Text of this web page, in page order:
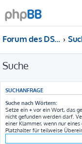
Forum des DS-Club Deutschland e.V.
Suche
SUCHANFRAGE
Suche nach Wörtern:
Setze ein + vor ein Wort, das
nicht gefunden werden darf.
einer Klammer, wenn nur
Platzhalter für teilweise